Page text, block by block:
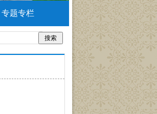
专题专栏